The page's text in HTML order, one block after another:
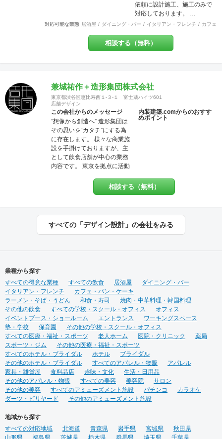
きない方法で、アレルギー・
シックハウス症候群・化学物
質過敏症の方や健康な方にも
良いとされる、化学物質は一
でおります。 経験豊富な営
業、デザイナー、設計士、建
築士【1級】、現場監督がお客
様をトータルサポート致しま
す。 作業現場では自社の職人
がおりますので、柔軟性やス
ピード感ある対応致します。
ＵＳＥＮやサカイ引越センタ
ーとの提携企業でございます
ので工事のみならず、その他
ただく事も可能です。 【特
典・サービス有】チーパス・
フェ新装工事物件 受賞 ・掲
載建築メディア 「アーキテク
行本 全国で愛される１０
０軒 ベーカリー店舗新装
工事物件 選出
依頼に設計施工、施工のみで
対応しております。 …
対応可能な業態 居酒屋 ダイニング・バー イタリアン・フレンチ カフェ
相談する（無料）
兼城祐作＋造形集団株式会社
東京都渋谷区恵比寿西１-３-１ 富士蔵ハイツ601
店舗デザイン
この会社からのメッセージ
“想像から創造へ” 造形集団は
その思いを“カタチ”にする為
に存在します。 様々な商業施
設を手掛けておりますが、主
として飲食店舗が中心の業務
内容です。 東京を拠点に活動
商業施設デザインを手掛けて
内装建築.comからのおすす
めポイント
相談する（無料）
すべての「デザイン設計」の会社をみる
業種から探す
すべての得意な業種
すべての飲食 居酒屋
ダイニング・バー
イタリアン・フレンチ
カフェ・パン・ケーキ
ラーメン・そば・うどん
和食・寿司
焼肉・中華料理・韓国料理
その他の飲食
すべての学校・スクール・オフィス
オフィス
イベントブース・ショールーム
エントランス
ワーキングスペース
塾・学校
保育園
その他の学校・スクール・オフィス
すべての医療・福祉・スポーツ
老人ホーム 医院・クリニック
薬局
スポーツ・ジム
その他の医療・福祉・スポーツ
すべてのホテル・ブライダル
ホテル
ブライダル
その他のホテル・ブライダル
すべてのアパレル・物販
アパレル
家具・雑貨屋
食料品店 趣味・文化
生活・日用品
その他のアパレル・物販
すべての美容 美容院
サロン
その他の美容
すべてのアミューズメント施設 パチンコ
カラオケ
ダーツ・ビリヤード
その他のアミューズメント施設
地域から探す
すべての対応地域
北海道 青森県 岩手県 宮城県
秋田県